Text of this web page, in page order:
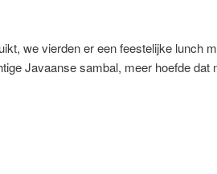
we vierden er een feestelijke lunch
Javaanse sambal, meer hoefde dat